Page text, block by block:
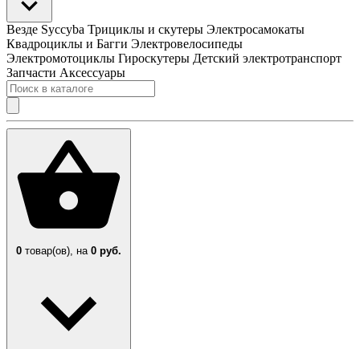
Везде Syccyba Трициклы и скутеры Электросамокаты
Квадроциклы и Багги Электровелосипеды
Электромотоциклы Гироскутеры Детский электротранспорт
Запчасти Аксессуары
0 товар(ов), на 0 руб.